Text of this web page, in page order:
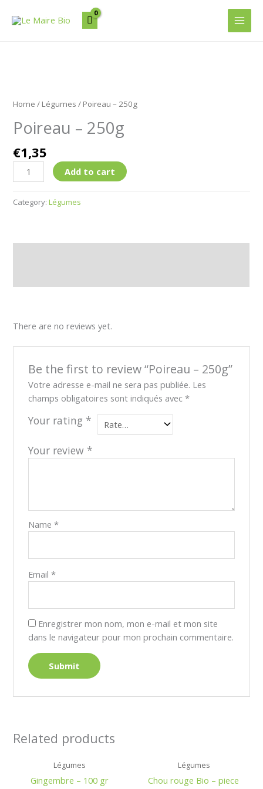
Main
Home / Légumes / Poireau – 250g
Poireau – 250g
€1,35
-
quantity
Add to cart
Category:Légumes
There are no reviews yet.
Be the first to review “Poireau – 250g”
Votre adresse e-mail ne sera pas publiée. Les
champs obligatoires sont indiqués avec *
Your rating *
Your review *
Name *
Email *
Enregistrer mon nom, mon e-mail et mon site
dans le navigateur pour mon prochain commentaire.
Related products
Légumes
Gingembre – 100 gr
Légumes
Chou rouge Bio – piece